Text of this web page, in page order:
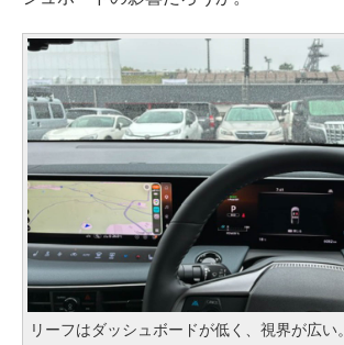
リーフはダッシュボードが低く、視界が広い